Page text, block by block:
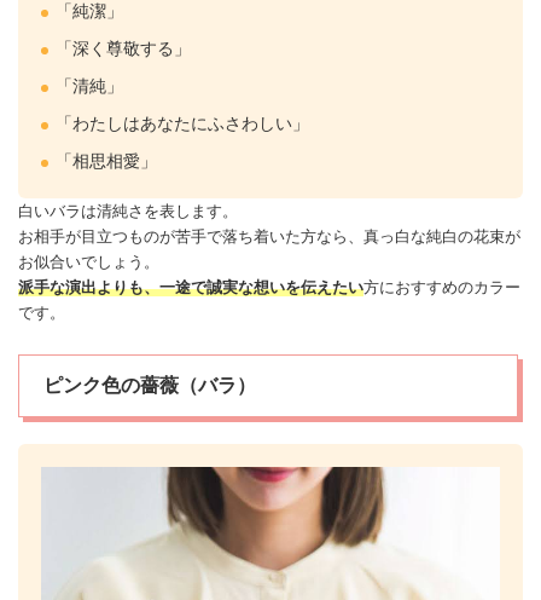
「純潔」
「深く尊敬する」
「清純」
「わたしはあなたにふさわしい」
「相思相愛」
白いバラは清純さを表します。
お相手が目立つものが苦手で落ち着いた方なら、真っ白な純白の花束が
お似合いでしょう。
派手な演出よりも、一途で誠実な想いを伝えたい方におすすめのカラー
です。
ピンク色の薔薇（バラ）